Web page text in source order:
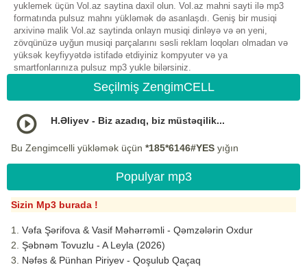
yuklemek üçün Vol.az saytina daxil olun. Vol.az mahni sayti ilə mp3
formatında pulsuz mahnı yükləmək də asanlaşdı. Geniş bir musiqi
arxivinə malik Vol.az saytinda onlayn musiqi dinləyə və ən yeni,
zövqünüzə uyğun musiqi parçalarını səsli reklam loqoları olmadan və
yüksək keyfiyyətdə istifadə etdiyiniz kompyuter və ya
smartfonlarınıza pulsuz mp3 yukle bilərsiniz.
Seçilmiş ZengimCELL
H.Əliyev - Biz azadıq, biz müstəqilik...
Bu Zengimcelli yükləmək üçün *185*6146#YES yığın
Populyar mp3
Sizin Mp3 burada !
Vəfa Şərifova & Vasif Məhərrəmli - Qəmzələrin Oxdur
Şəbnəm Tovuzlu - A Leyla (2026)
Nəfəs & Pünhan Piriyev - Qoşulub Qaçaq